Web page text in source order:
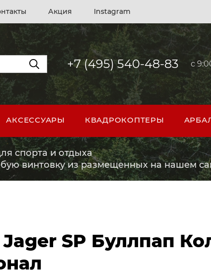
Акция Instagram
+7 (495) 540-48-83 с
АКСЕССУАРЫ КВАДРОКОПТЕРЫ
спорта и отдыха
винтовку из размещенных на нашем
SP Буллпап